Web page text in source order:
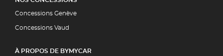
Concessions Genève
Concessions Vaud
À PROPOS DE BYMYCAR